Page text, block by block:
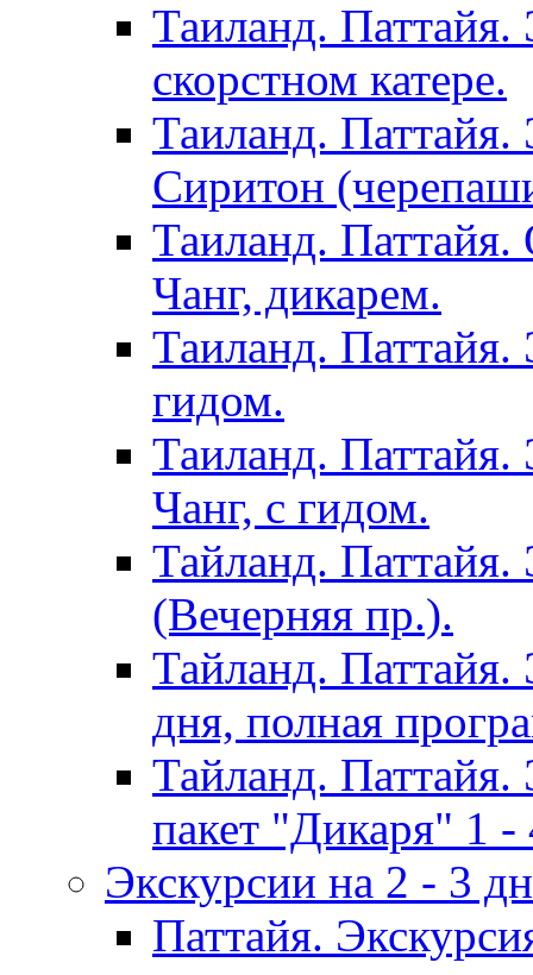
Таиланд.
скорстном катере.
Таиланд.
Сиритон
Таиланд.
Чанг, дикарем.
Таиланд.
гидом.
Таиланд.
Чанг, с гидом.
Тайланд. Паттайя.
(Вечерняя пр.).
Тайланд. Паттайя.
дня, полная
Тайланд. Паттайя.
пакет "Дикаря" 1 -
Экскурсии на 2 - 3
Паттайя.